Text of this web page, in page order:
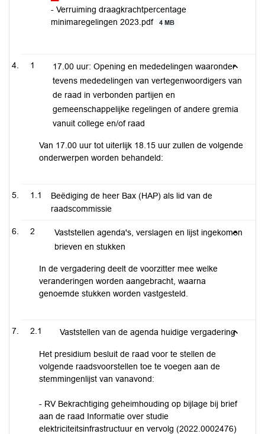
- Verruiming draagkrachtpercentage
minimaregelingen 2023.pdf
4 MB
1
17.00 uur: Opening en mededelingen waaronder
tevens mededelingen van vertegenwoordigers van
de raad in verbonden partijen en
gemeenschappelijke regelingen of andere gremia
vanuit college en/of raad
Van 17.00 uur tot uiterlijk 18.15 uur zullen de volgende
onderwerpen worden behandeld:
1.1
Beëdiging de heer Bax (HAP) als lid van de
raadscommissie
2
Vaststellen agenda's, verslagen en lijst ingekomen
brieven en stukken
In de vergadering deelt de voorzitter mee welke
veranderingen worden aangebracht, waarna
genoemde stukken worden vastgesteld.
2.1 Vaststellen van de agenda huidige vergadering
Het presidium besluit de raad voor te stellen de
volgende raadsvoorstellen toe te voegen aan de
stemmingenlijst van vanavond:
- RV Bekrachtiging geheimhouding op bijlage bij brief
aan de raad Informatie over studie
elektriciteitsinfrastructuur en vervolg (2022.0002476)